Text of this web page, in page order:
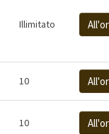
Illimitato
10
10